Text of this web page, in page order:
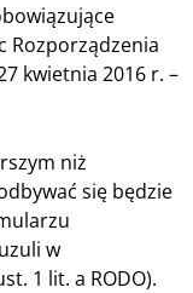
Rozporządzenia
kwietnia 2016 r. –
niż
się będzie
w
1 lit. a RODO).